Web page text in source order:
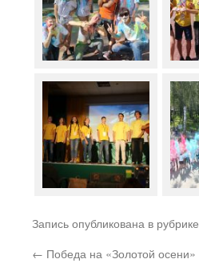
Запись опубликована в рубрике
← Победа на «Золотой осени»